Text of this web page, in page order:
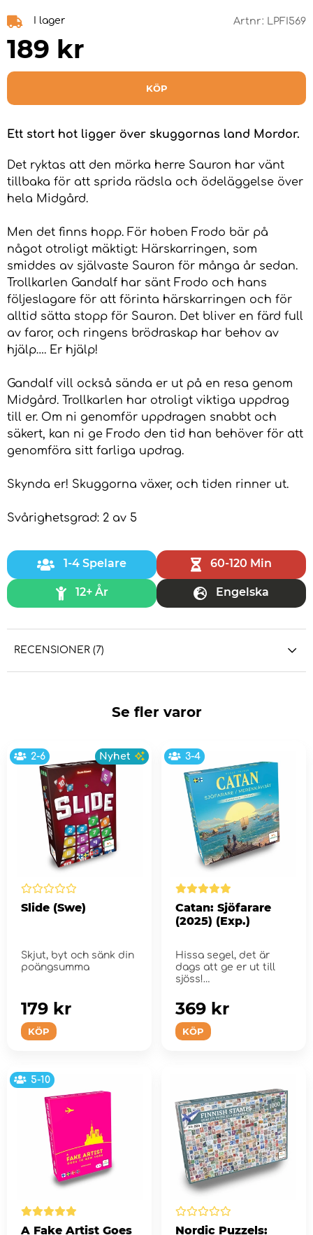
I lager Artnr: LPFI569
189 kr
KÖP
Ett stort hot ligger över skuggornas land Mordor.
Det ryktas att den mörka herre Sauron har vänt
tillbaka för att sprida rädsla och ödeläggelse över
hela Midgård.
Men det finns hopp. För hoben Frodo bär på
något otroligt mäktigt: Härskarringen, som
smiddes av självaste Sauron för många år sedan.
Trollkarlen Gandalf har sänt Frodo och hans
följeslagare för att förinta härskarringen och för
alltid sätta stopp för Sauron. Det bliver en färd full
av faror, och ringens brödraskap har behov av
hjälp…. Er hjälp!
Gandalf vill också sända er ut på en resa genom
Midgård. Trollkarlen har otroligt viktiga uppdrag
till er. Om ni genomför uppdragen snabbt och
säkert, kan ni ge Frodo den tid han behöver för att
genomföra sitt farliga updrag.
Skynda er! Skuggorna växer, och tiden rinner ut.
Svårighetsgrad: 2 av 5
1-4 Spelare 60-120 Min
12+ År Engelska
RECENSIONER (7)
Se fler varor
2-6 Nyhet
Slide (Swe)
Skjut, byt och sänk din
poängsumma
KÖP
179 kr
3-4
Catan: Sjöfarare
(2025) (Exp.)
Hissa segel, det är
dags att ge er ut till
sjöss!
KÖP
369 kr
5-10
A Fake Artist Goes Nordic Puzzels: